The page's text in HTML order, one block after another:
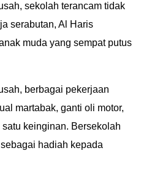
sekolah terancam tidak
serabutan, Al Haris
muda yang sempat putus
berbagai pekerjaan
martabak, ganti oli motor,
keinginan. Bersekolah
hadiah kepada